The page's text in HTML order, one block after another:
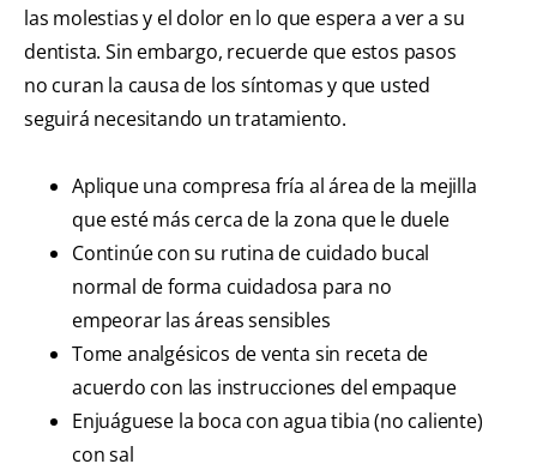
las molestias y el dolor en lo que espera a ver a su
dentista. Sin embargo, recuerde que estos pasos
no curan la causa de los síntomas y que usted
seguirá necesitando un tratamiento.
Aplique una compresa fría al área de la mejilla
que esté más cerca de la zona que le duele
Continúe con su rutina de cuidado bucal
normal de forma cuidadosa para no
empeorar las áreas sensibles
Tome analgésicos de venta sin receta de
acuerdo con las instrucciones del empaque
Enjuáguese la boca con agua tibia (no caliente)
con sal